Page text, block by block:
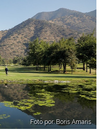
Foto por: Boris Amaris